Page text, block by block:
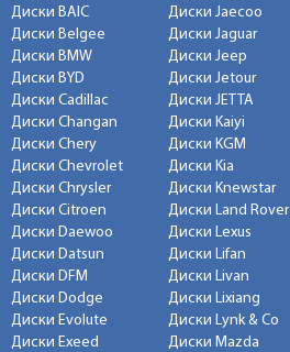
Диски BAIC
Диски Belgee
Диски BMW
Диски BYD
Диски Cadillac
Диски Changan
Диски Chery
Диски Chevrolet
Диски Chrysler
Диски Citroen
Диски Daewoo
Диски Datsun
Диски DFM
Диски Dodge
Диски Evolute
Диски Exeed
Диски Jaecoo
Диски Jaguar
Диски Jeep
Диски Jetour
Диски JETTA
Диски Kaiyi
Диски KGM
Диски Kia
Диски Knewstar
Диски Land Rover
Диски Lexus
Диски Lifan
Диски Livan
Диски Lixiang
Диски Lynk & Co
Диски Mazda